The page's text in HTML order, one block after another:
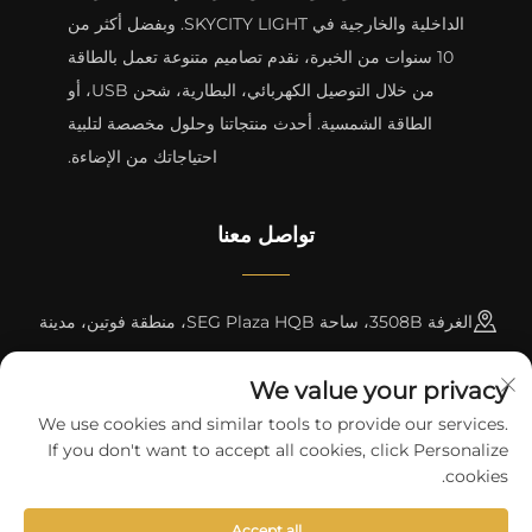
الداخلية والخارجية في SKYCITY LIGHT. وبفضل أكثر من
10 سنوات من الخبرة، نقدم تصاميم متنوعة تعمل بالطاقة
من خلال التوصيل الكهربائي، البطارية، شحن USB، أو
الطاقة الشمسية. أحدث منتجاتنا وحلول مخصصة لتلبية
احتياجاتك من الإضاءة.
تواصل معنا
الغرفة 3508B، ساحة SEG Plaza HQB، منطقة فوتين، مدينة
شنتشن
[email protected]
We value your privacy
We use cookies and similar tools to provide our services.
If you don't want to accept all cookies, click Personalize
cookies.